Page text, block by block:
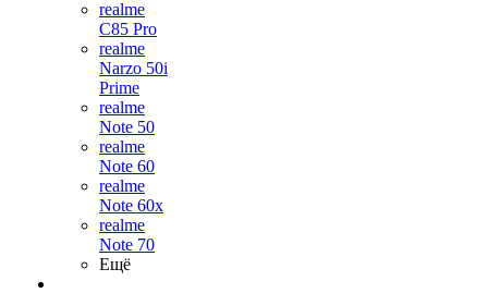
realme
C85 Pro
realme
Narzo 50i
Prime
realme
Note 50
realme
Note 60
realme
Note 60x
realme
Note 70
Ещё